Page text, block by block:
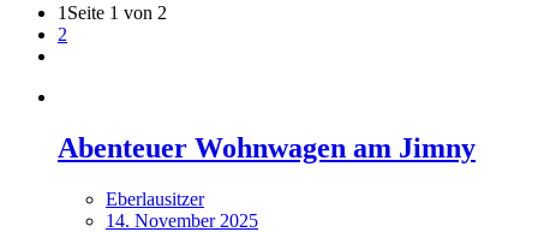
1 Seite 1 von 2
2
Abenteuer Wohnwagen am Jimny
Eberlausitzer
14. November 2025